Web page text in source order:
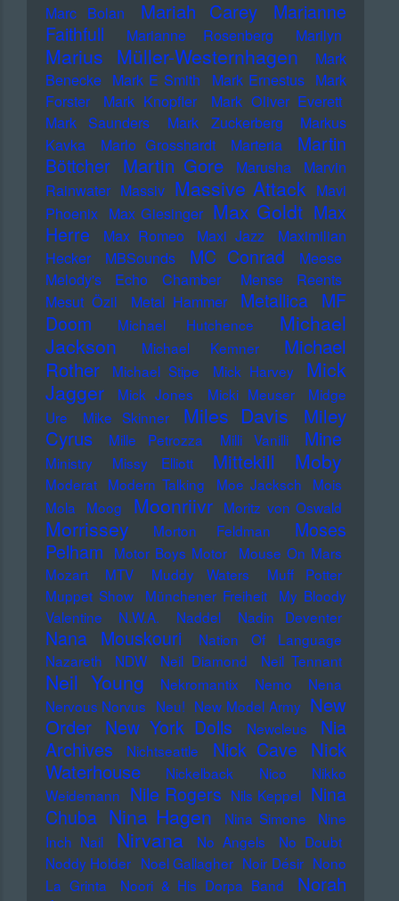
Marc Bolan Mariah Carey
Marianne
Faithfull
Marianne Rosenberg Marilyn
Marius Müller-Westernhagen
Mark
Benecke Mark E Smith Mark Ernestus Mark
Forster
Mark Knopfler
Mark Oliver Everett
Mark Saunders
Mark Zuckerberg
Markus
Kavka
Marlo Grosshardt Marteria
Martin
Böttcher Martin Gore Marusha
Marvin
Rainwater Massiv Massive Attack Mavi
Phoenix Max Giesinger Max Goldt Max
Herre
Max Romeo Maxi Jazz
Maximilian
Hecker
MBSounds MC Conrad
Meese
Melody's Echo Chamber
Mense Reents
Mesut Özil
Metal Hammer Metallica MF
Doom
Michael Hutchence
Michael
Jackson
Michael Kemner
Michael
Rother
Michael Stipe Mick Harvey
Mick
Jagger
Mick Jones Micki Meuser
Midge
Ure
Mike Skinner Miles Davis
Miley
Cyrus
Mille Petrozza Milli Vanilli Mine
Ministry Missy Elliott Mittekill Moby
Moderat Modern Talking Moe Jacksch
Mois
Mola
Moog Moonriivr Moritz von Oswald
Morrissey Morton Feldman
Moses
Pelham
Motor Boys Motor
Mouse On Mars
Mozart
MTV Muddy Waters
Muff Potter
Muppet Show
Münchener Freiheit
My Bloody
Valentine
N.W.A. Naddel Nadin Deventer
Nana Mouskouri
Nation Of Language
Nazareth
NDW Neil Diamond Neil Tennant
Neil Young Nekromantix Nemo
Nena
Nervous Norvus Neu! New Model Army New
Order New York Dolls Newcleus
Nia
Archives
Nichtseattle Nick Cave
Nick
Waterhouse
Nickelback Nico
Nikko
Weidemann Nile Rogers Nils Keppel Nina
Chuba Nina Hagen Nina Simone
Nine
Inch Nail
Nirvana No Angels
No Doubt
Noddy Holder Noel Gallagher Noir Désir Nono
La Grinta
Noori & His Dorpa Band
Norah